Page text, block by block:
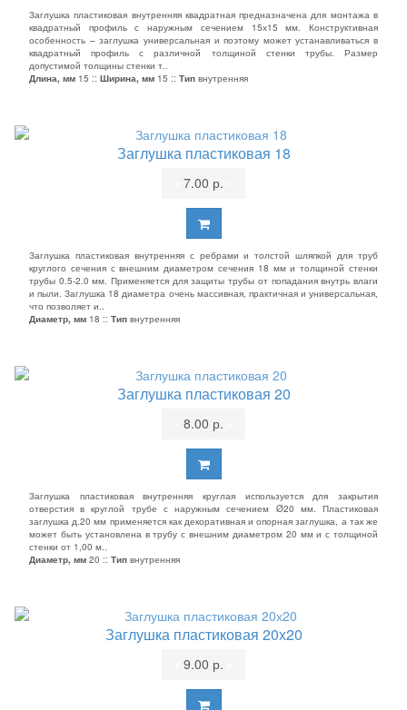
Заглушка пластиковая внутренняя квадратная предназначена для монтажа в
квадратный профиль с наружным сечением 15х15 мм. Конструктивная
особенность – заглушка универсальная и поэтому может устанавливаться в
квадратный профиль с различной толщиной стенки трубы. Размер
допустимой толщины стенки т..
Длина, мм 15 :: Ширина, мм 15 :: Тип внутренняя
Заглушка пластиковая 18
7.00 р.
Заглушка пластиковая внутренняя с ребрами и толстой шляпкой для труб
круглого сечения с внешним диаметром сечения 18 мм и толщиной стенки
трубы 0.5-2.0 мм. Применяется для защиты трубы от попадания внутрь влаги
и пыли. Заглушка 18 диаметра очень массивная, практичная и универсальная,
что позволяет и..
Диаметр, мм 18 :: Тип внутренняя
Заглушка пластиковая 20
8.00 р.
Заглушка пластиковая внутренняя круглая используется для закрытия
отверстия в круглой трубе с наружным сечением Ø20 мм. Пластиковая
заглушка д.20 мм применяется как декоративная и опорная заглушка, а так же
может быть установлена в трубу с внешним диаметром 20 мм и с толщиной
стенки от 1,00 м..
Диаметр, мм 20 :: Тип внутренняя
Заглушка пластиковая 20х20
9.00 р.